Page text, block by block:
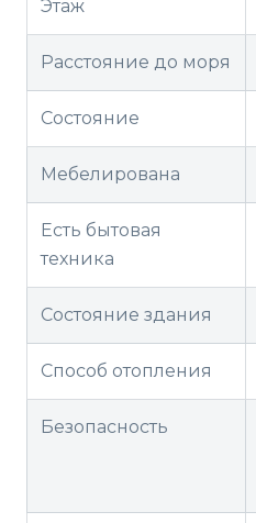
Этаж
Расстояние до моря
Состояние
Мебелирована
Есть бытовая
техника
Состояние здания
Способ отопления
Безопасность